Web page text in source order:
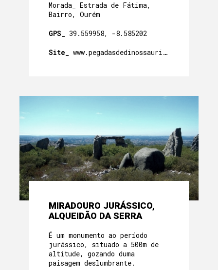
Morada_ Estrada de Fátima,
Bairro, Ourém
GPS_ 39.559958, -8.585202
Site_ www.pegadasdedinossaurios.org
MIRADOURO JURÁSSICO,
ALQUEIDÃO DA SERRA
É um monumento ao período
jurássico, situado a 500m de
altitude, gozando duma
paisagem deslumbrante.